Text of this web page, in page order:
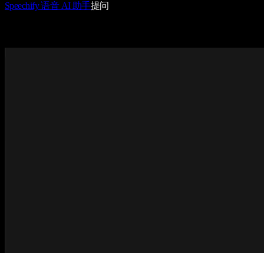
Speechify 语音 AI 助手提问